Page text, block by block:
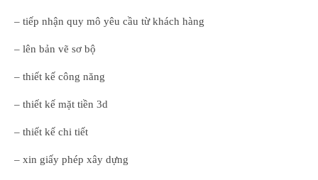
– tiếp nhận quy mô yêu cầu từ khách hàng
– lên bản vẽ sơ bộ
– thiết kế công năng
– thiết kế mặt tiền 3d
– thiết kế chi tiết
– xin giấy phép xây dựng